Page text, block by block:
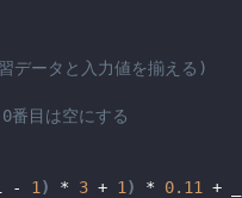
データと入力値を揃える)
番目は空にする
- 1 ) * 3 + 1 ) * 0.11
+ _